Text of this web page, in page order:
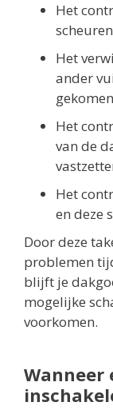
Het
Het
ander
Het
van de
Het
en deze
Door deze
problemen
blijft je
mogelijke
voorkomen.
Wanneer